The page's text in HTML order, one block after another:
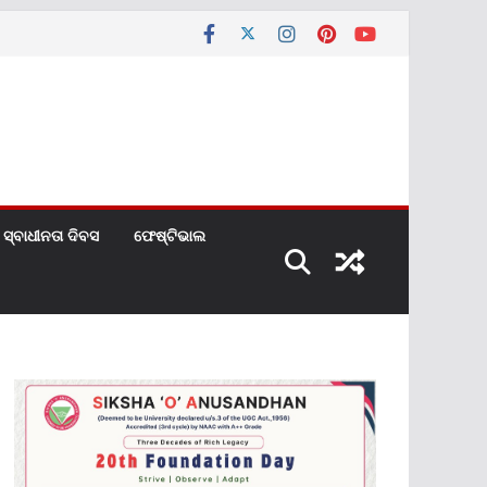
ସ୍ବାଧୀନତା ଦିବସ ଫେଷ୍ଟିଭାଲ